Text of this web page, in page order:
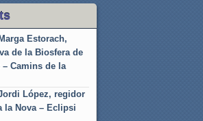
Estorach,
de la Biosfera de
– Camins de la
López, regidor
la Nova – Eclipsi